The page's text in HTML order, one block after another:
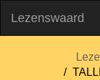
Lezenswaard